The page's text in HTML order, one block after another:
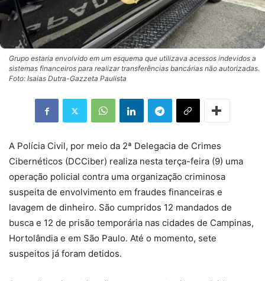
Grupo estaria envolvido em um esquema que utilizava acessos indevidos a
sistemas financeiros para realizar transferências bancárias não autorizadas.
Foto: Isaias Dutra-Gazzeta Paulista
A Polícia Civil, por meio da 2ª Delegacia de Crimes
Cibernéticos (DCCiber) realiza nesta terça-feira (9) uma
operação policial contra uma organização criminosa
suspeita de envolvimento em fraudes financeiras e
lavagem de dinheiro. São cumpridos 12 mandados de
busca e 12 de prisão temporária nas cidades de Campinas,
Hortolândia e em São Paulo. Até o momento, sete
suspeitos já foram detidos.